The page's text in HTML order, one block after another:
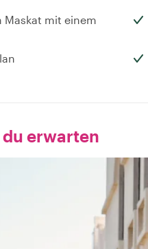
Maskat mit einem
erwarten